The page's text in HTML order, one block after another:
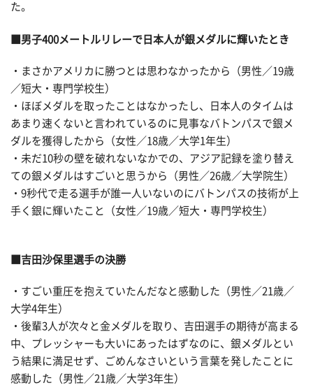
た。
■男子400メートルリレーで日本人が銀メダルに輝いたとき
・まさかアメリカに勝つとは思わなかったから（男性／19歳
／短大・専門学校生）
・ほぼメダルを取ったことはなかったし、日本人のタイムは
あまり速くないと言われているのに見事なバトンパスで銀メ
ダルを獲得したから（女性／18歳／大学1年生）
・未だ10秒の壁を破れないなかでの、アジア記録を塗り替え
ての銀メダルはすごいと思うから（男性／26歳／大学院生）
・9秒代で走る選手が誰一人いないのにバトンパスの技術が上
手く銀に輝いたこと（女性／19歳／短大・専門学校生）
■吉田沙保里選手の決勝
・すごい重圧を抱えていたんだなと感動した（男性／21歳／
大学4年生）
・後輩3人が次々と金メダルを取り、吉田選手の期待が高まる
中、プレッシャーも大いにあったはずなのに、銀メダルとい
う結果に満足せず、ごめんなさいという言葉を発したことに
感動した（男性／21歳／大学3年生）